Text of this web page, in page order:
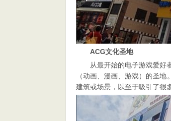
ACG文化圣地
从最开始的电子游戏爱好
（动画、漫画、游戏）的圣
建筑或场景，以至于吸引了很